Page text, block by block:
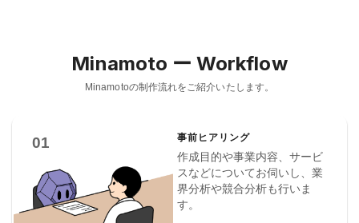
Minamoto ー Workflow
Minamotoの制作流れをご紹介いたします。
01 事前ヒアリング
作成目的や事業内容、サービ
スなどについてお伺いし、業
界分析や競合分析も行いま
す。